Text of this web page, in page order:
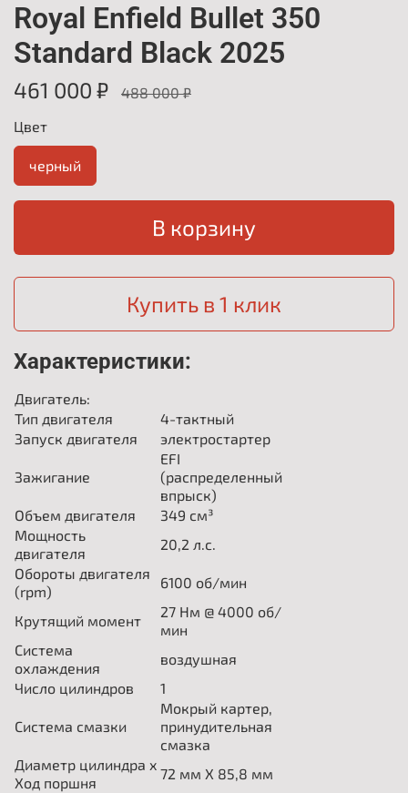
Royal Enfield Bullet 350
Standard Black 2025
461 000 ₽ 488 000 ₽
В корзину
Купить в 1 клик
Цвет
черный
Характеристики:
Двигатель:
Тип двигателя
4-тактный
Запуск двигателя
электростартер
Зажигание
EFI
(распределенный
впрыск)
Объем двигателя
349 см³
Мощность
двигателя
20,2 л.с.
Обороты двигателя
(rpm)
6100 об/мин
Крутящий момент
27 Нм @ 4000 об/
мин
Система
охлаждения
воздушная
Число цилиндров
1
Система смазки
Мокрый картер,
принудительная
смазка
Диаметр цилиндра x
Ход поршня
72 мм X 85,8 мм